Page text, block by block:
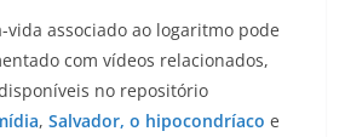
vida associado ao logaritmo pode
com vídeos relacionados,
no repositório
, Salvador, o hipocondríaco e